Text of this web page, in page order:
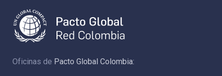
Oficinas de Pacto Global Colombia: